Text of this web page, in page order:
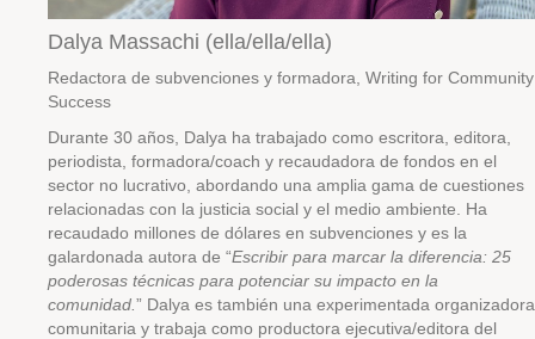
Dalya Massachi (ella/ella/ella)
Redactora de subvenciones y formadora, Writing for Community
Success
Durante 30 años, Dalya ha trabajado como escritora, editora,
periodista, formadora/coach y recaudadora de fondos en el
sector no lucrativo, abordando una amplia gama de cuestiones
relacionadas con la justicia social y el medio ambiente. Ha
recaudado millones de dólares en subvenciones y es la
galardonada autora de “Escribir para marcar la diferencia: 25
poderosas técnicas para potenciar su impacto en la
comunidad. ” Dalya es también una experimentada organizadora
comunitaria y trabaja como productora ejecutiva/editora del